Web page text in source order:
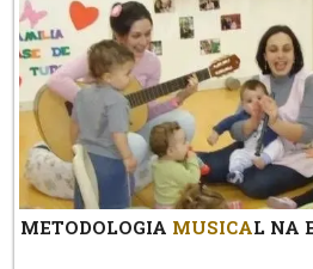
METODOLOGIA MUSICAL NA